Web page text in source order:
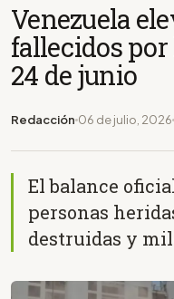
Venezuela
fallecidos
24 de junio
Redacción 06 de julio, 2026
El balance
personas
destruidas y